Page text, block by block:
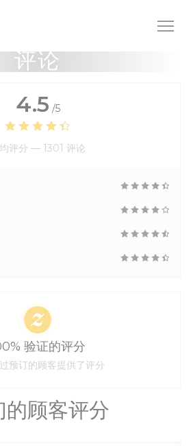
评论
的顾客评分
4.5 /5
评分 — 1301 评论
验证的评分
预订的顾客提供了评分